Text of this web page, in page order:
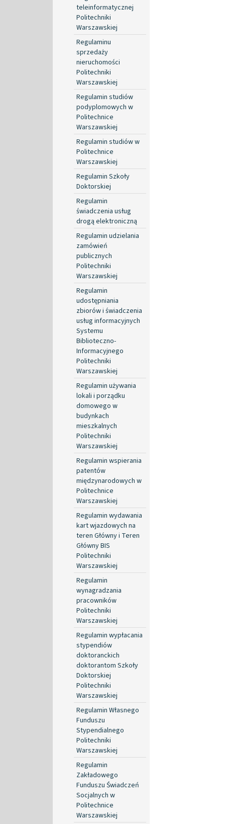
teleinformatycznej
Politechniki
Warszawskiej
Regulaminu
sprzedaży
nieruchomości
Politechniki
Warszawskiej
Regulamin studiów
podyplomowych w
Politechnice
Warszawskiej
Regulamin studiów w
Politechnice
Warszawskiej
Regulamin Szkoły
Doktorskiej
Regulamin
świadczenia usług
drogą elektroniczną
Regulamin udzielania
zamówień
publicznych
Politechniki
Warszawskiej
Regulamin
udostępniania
zbiorów i świadczenia
usług informacyjnych
Systemu
Biblioteczno-
Informacyjnego
Politechniki
Warszawskiej
Regulamin używania
lokali i porządku
domowego w
budynkach
mieszkalnych
Politechniki
Warszawskiej
Regulamin wspierania
patentów
międzynarodowych w
Politechnice
Warszawskiej
Regulamin wydawania
kart wjazdowych na
teren Główny i Teren
Główny BIS
Politechniki
Warszawskiej
Regulamin
wynagradzania
pracowników
Politechniki
Warszawskiej
Regulamin wypłacania
stypendiów
doktoranckich
doktorantom Szkoły
Doktorskiej
Politechniki
Warszawskiej
Regulamin Własnego
Funduszu
Stypendialnego
Politechniki
Warszawskiej
Regulamin
Zakładowego
Funduszu Świadczeń
Socjalnych w
Politechnice
Warszawskiej